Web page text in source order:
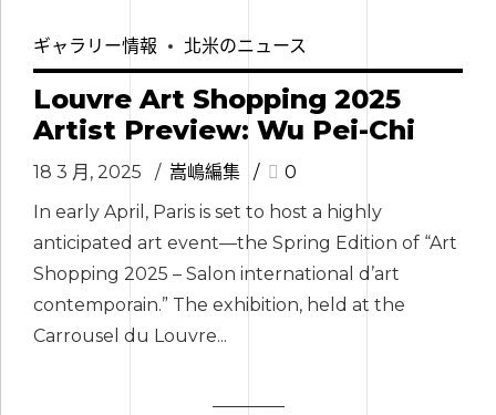
ギャラリー情報 北米のニュース
Louvre Art Shopping 2025
Artist Preview: Wu Pei-Chi
18 3 月, 2025 嵩嶋編集
0
In early April, Paris is set to host a highly
anticipated art event—the Spring Edition of “Art
Shopping 2025 – Salon international d’art
contemporain.” The exhibition, held at the
Carrousel du Louvre...